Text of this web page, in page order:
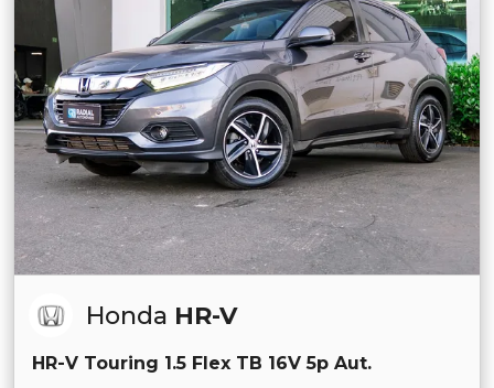
Honda HR-V
HR-V Touring 1.5 Flex TB 16V 5p Aut.